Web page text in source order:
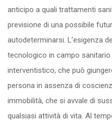
anticipo a quali trattamenti
previsione di una possibile
autodeterminarsi. L’esigenza
tecnologico in campo
interventistico, che può
persona in assenza di
immobilità, che si avvale di
qualsiasi attività di vita. Al